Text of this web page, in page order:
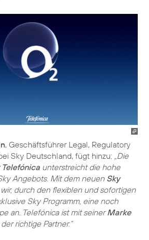
, Geschäftsführer Legal, Regulatory
Sky Deutschland, fügt hinzu: „Die
unterstreicht die hohe
Angebots. Mit dem neuen Sky
durch den flexiblen und sofortigen
Sky Programm, eine noch
an. Telefónica ist mit seinerMarke
richtige Partner.“